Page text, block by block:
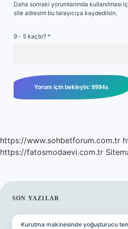
Daha sonraki yorumlarımda kullanılması
site adresim bu tarayıcıya kaydedilsin.
9 - 5 kaçtır? *
https://www.sohbetforum.com.tr
https://fatosmodaevi.com.tr
SIDEBAR
SON YAZILAR
Kurutma makinesinde yoğuşturucu